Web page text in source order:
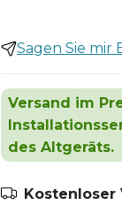
Sagen Sie mir
Versand im
des Altgeräts.
Kostenloser